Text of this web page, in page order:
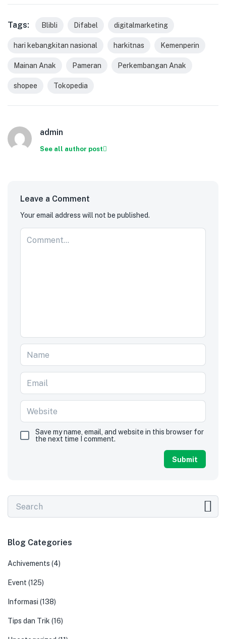
Tags: Blibli Difabel digitalmarketing
hari kebangkitan nasional harkitnas Kemenperin
Mainan Anak Pameran Perkembangan Anak
shopee Tokopedia
admin
See all author post
Leave a Comment
Your email address will not be published.
Save my name, email, and website in this browser for
the next time I comment.
Blog Categories
Achivements (4)
Event (125)
Informasi (138)
Tips dan Trik (16)